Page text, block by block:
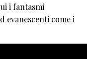
i fantasmi
evanescenti come i